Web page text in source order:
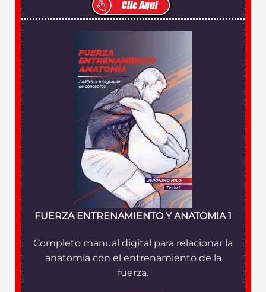
FUERZA ENTRENAMIENTO Y ANATOMIA 1
Completo manual digital para relacionar la
anatomía con el entrenamiento de la
fuerza.